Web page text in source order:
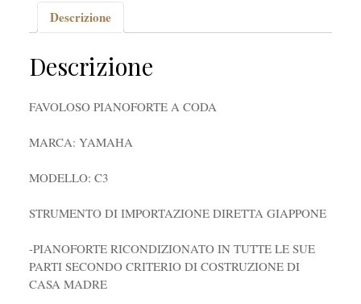
Descrizione
Descrizione
FAVOLOSO PIANOFORTE A CODA
MARCA: YAMAHA
MODELLO: C3
STRUMENTO DI IMPORTAZIONE DIRETTA GIAPPONE
-PIANOFORTE RICONDIZIONATO IN TUTTE LE SUE
PARTI SECONDO CRITERIO DI COSTRUZIONE DI
CASA MADRE